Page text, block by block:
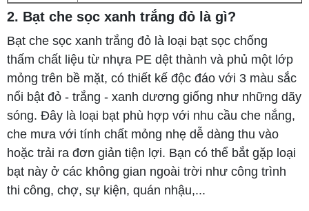
2. Bạt che sọc xanh trắng đỏ là gì?
Bạt che sọc xanh trắng đỏ là loại bạt sọc chống
thấm chất liệu từ nhựa PE dệt thành và phủ một lớp
mỏng trên bề mặt, có thiết kế độc đáo với 3 màu sắc
nổi bật đỏ - trắng - xanh dương giống như những dãy
sóng. Đây là loại bạt phù hợp với nhu cầu che nắng,
che mưa với tính chất mỏng nhẹ dễ dàng thu vào
hoặc trải ra đơn giản tiện lợi. Bạn có thể bắt gặp loại
bạt này ở các không gian ngoài trời như công trình
thi công, chợ, sự kiện, quán nhậu,...